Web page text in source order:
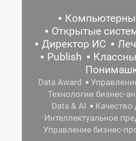
Открытые
Директор ИС
Publish
Data Award
Технологии бизнес-
Data & AI
Качество
Интеллектуальное
Управление бизнес-